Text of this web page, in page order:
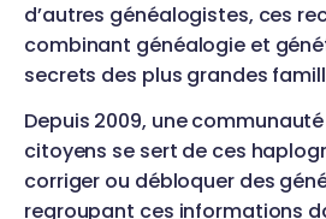
d’autres généalogistes, ces
combinant généalogie et
secrets des plus grandes
Depuis 2009, une
citoyens se sert de ces
corriger ou débloquer des
regroupant ces informations